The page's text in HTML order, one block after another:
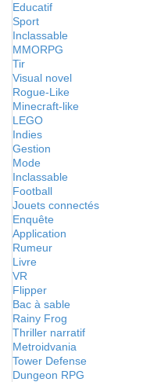
Educatif
Sport
Inclassable
MMORPG
Tir
Visual novel
Rogue-Like
Minecraft-like
LEGO
Indies
Gestion
Mode
Inclassable
Football
Jouets connectés
Enquête
Application
Rumeur
Livre
VR
Flipper
Bac à sable
Rainy Frog
Thriller narratif
Metroidvania
Tower Defense
Dungeon RPG